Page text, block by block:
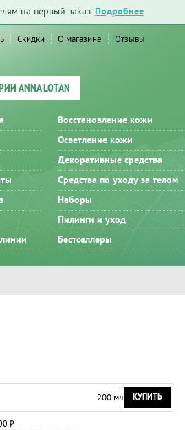
на первый заказ. Подробнее
Скидки О магазине Отзывы
ANNA LOTAN
Восстановление кожи
Осветление кожи
Декоративные средства
Средства по уходу за телом
Наборы
Пилинги и уход
Бестселлеры
200 мл КУПИТЬ
₽